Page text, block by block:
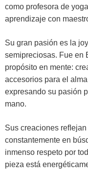
como profesora de
aprendizaje con
Su gran pasión es la
semipreciosas. Fue en
propósito en mente:
accesorios para el
expresando su pasión
mano.
Sus creaciones
constantemente en
inmenso respeto por
pieza está